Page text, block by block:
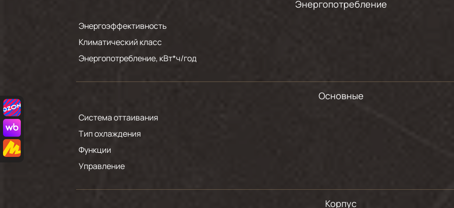
Энергопотребление
Энергоэффективность
Климатический класс
Энергопотребление, кВт*ч/год
Основные
Система оттаивания
Тип охлаждения
Функции
Управление
Корпус